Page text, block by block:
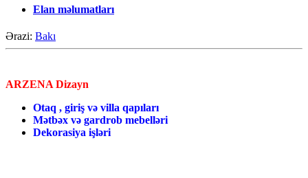
Elan məlumatları
Ərazi: Bakı
ARZENA Dizayn
Otaq , giriş və villa qapıları
Mətbəx və gardrob mebelləri
Dekorasiya işləri